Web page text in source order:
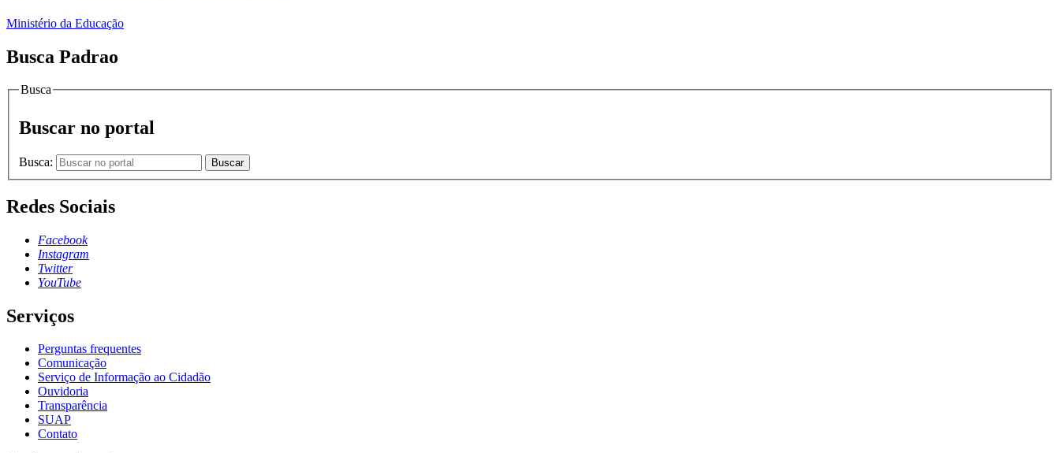
Ministério da Educação
Busca Padrao
Busca
Buscar no portal
Busca: Buscar
Redes Sociais
Facebook
Instagram
Twitter
YouTube
Serviços
Perguntas frequentes
Comunicação
Serviço de Informação ao Cidadão
Ouvidoria
Transparência
SUAP
Contato